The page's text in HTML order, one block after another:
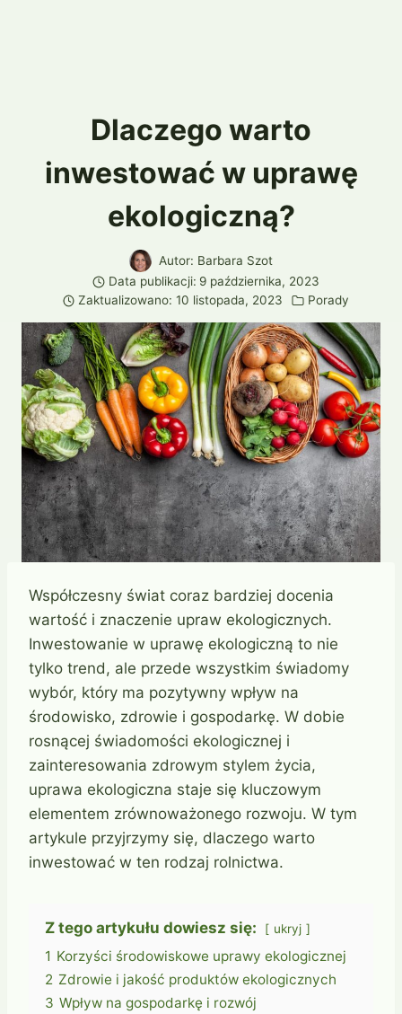
Dlaczego warto
inwestować w uprawę
ekologiczną?
Autor: Barbara Szot
Data publikacji: 9 października, 2023
Zaktualizowano: 10 listopada, 2023 Porady
Współczesny świat coraz bardziej docenia
wartość i znaczenie upraw ekologicznych.
Inwestowanie w uprawę ekologiczną to nie
tylko trend, ale przede wszystkim świadomy
wybór, który ma pozytywny wpływ na
środowisko, zdrowie i gospodarkę. W dobie
rosnącej świadomości ekologicznej i
zainteresowania zdrowym stylem życia,
uprawa ekologiczna staje się kluczowym
elementem zrównoważonego rozwoju. W tym
artykule przyjrzymy się, dlaczego warto
inwestować w ten rodzaj rolnictwa.
Z tego artykułu dowiesz się: ukryj
1 Korzyści środowiskowe uprawy ekologicznej
2 Zdrowie i jakość produktów ekologicznych
3 Wpływ na gospodarkę i rozwój